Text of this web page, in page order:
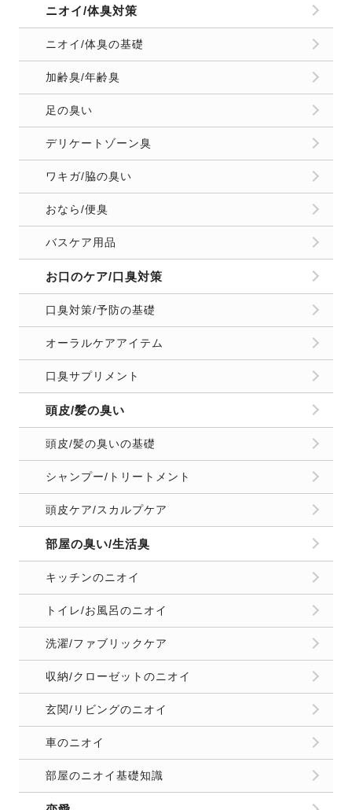
ニオイ/体臭対策
ニオイ/体臭の基礎
加齢臭/年齢臭
足の臭い
デリケートゾーン臭
ワキガ/脇の臭い
おなら/便臭
バスケア用品
お口のケア/口臭対策
口臭対策/予防の基礎
オーラルケアアイテム
口臭サプリメント
頭皮/髪の臭い
頭皮/髪の臭いの基礎
シャンプー/トリートメント
頭皮ケア/スカルプケア
部屋の臭い/生活臭
キッチンのニオイ
トイレ/お風呂のニオイ
洗濯/ファブリックケア
収納/クローゼットのニオイ
玄関/リビングのニオイ
車のニオイ
部屋のニオイ基礎知識